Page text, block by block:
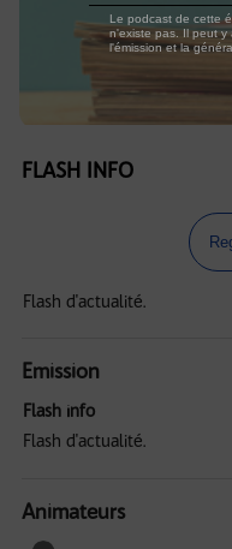
FLASH INFO
Flash d'actualité.
Emission
Flash info
Flash d'actualité.
Animateurs
Le podcast de cette
n'existe pas. Il peut y
l'émission et la